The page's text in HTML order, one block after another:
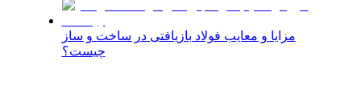
مزایا و معایب فولاد بازیافتی در ساخت و ساز
چیست؟